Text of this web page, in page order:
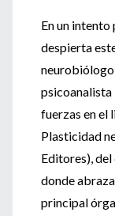
En un
despierta
neurobiólogo
psicoanalista
fuerzas en el
Plasticidad
Editores),
donde
principal